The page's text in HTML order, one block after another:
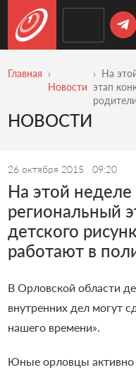
Главная
Новости
На
этап
НОВОСТИ
26 октября 2015 09:20
На этой неделе
региональный
детского
работают в
В Орловской области
внутренних дел могут
нашего времени».
Юные орловцы активно